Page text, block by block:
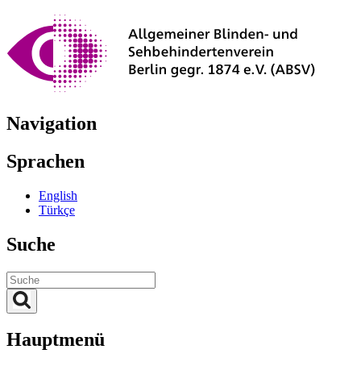
Navigation
Sprachen
English
Türkçe
Suche
Hauptmenü